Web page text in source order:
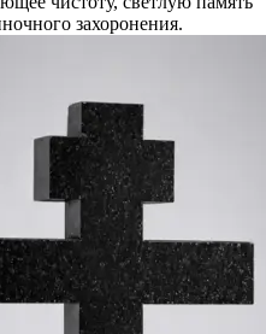
захоронения.